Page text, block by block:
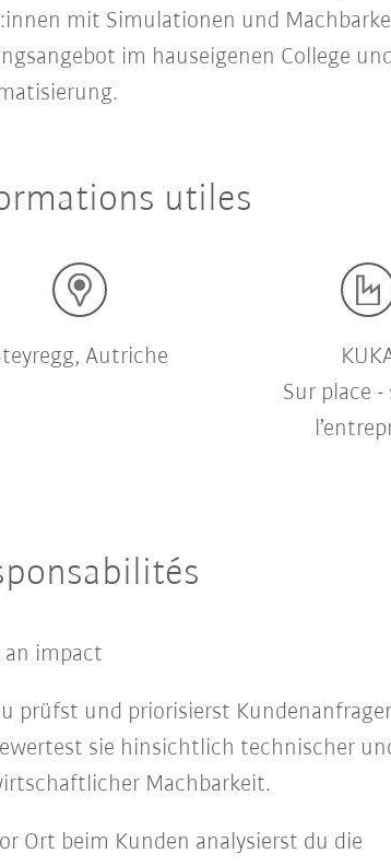
mit Simulationen und
im hauseigenen College
utiles
Autriche
Sur place -
an impact
prüfst und priorisierst
sie hinsichtlich technischer
Machbarkeit.
Ort beim Kunden analysierst du die